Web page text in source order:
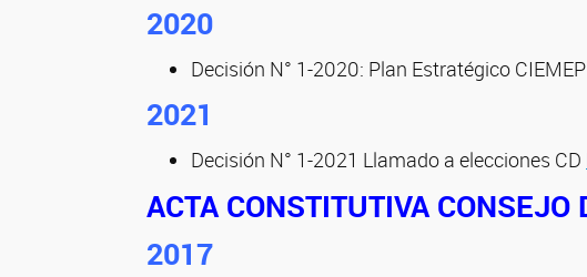
2020
Decisión N° 1-2020: Plan Estratégico CIEMEP
2021
Decisión N° 1-2021 Llamado a elecciones CD
ACTA CONSTITUTIVA CONSEJO
2017